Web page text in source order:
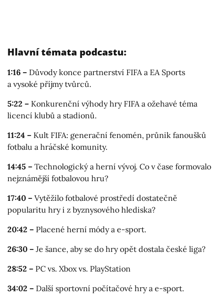
Hlavní témata podcastu:
1:16 – Důvody konce partnerství FIFA a EA Sports
a vysoké příjmy tvůrců.
5:22 – Konkurenční výhody hry FIFA a ožehavé téma
licencí klubů a stadionů.
11:24 – Kult FIFA: generační fenomén, průnik fanoušků
fotbalu a hráčské komunity.
14:45 – Technologický a herní vývoj. Co v čase formovalo
nejznámější fotbalovou hru?
17:40 – Vytěžilo fotbalové prostředí dostatečně
popularitu hry i z byznysového hlediska?
20:42 – Placené herní módy a e-sport.
26:30 – Je šance, aby se do hry opět dostala české liga?
28:52 – PC vs. Xbox vs. PlayStation
34:02 – Další sportovní počítačové hry a e-sport.